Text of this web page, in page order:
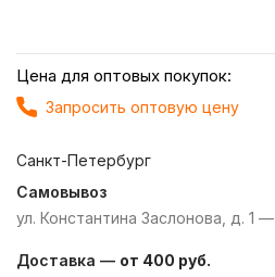
Цена для оптовых покупок:
Запросить оптовую цену
Санкт-Петербург
Самовывоз
ул. Константина Заслонова, д. 1 —
Доставка — от 400 руб.